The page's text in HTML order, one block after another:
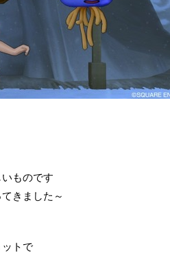
ものです
きました～
トで